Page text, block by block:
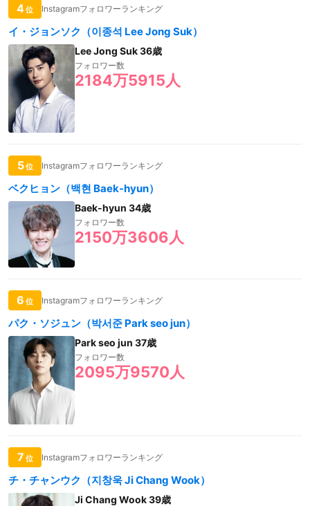
4位 Instagramフォロワーランキング
イ・ジョンソク（이종석 Lee Jong Suk）
Lee Jong Suk 36歳
フォロワー数
2184万5915人
5位 Instagramフォロワーランキング
ベクヒョン（백현 Baek-hyun）
Baek-hyun 34歳
フォロワー数
2150万3606人
6 位 Instagramフォロワーランキング
パク・ソジュン（박서준 Park seo jun）
Park seo jun 37歳
フォロワー数
2095万9570人
7 位 Instagramフォロワーランキング
チ・チャンウク（지창욱 Ji Chang Wook）
Ji Chang Wook 39歳